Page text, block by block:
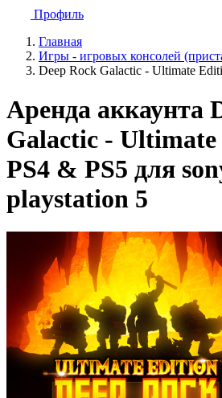
Профиль
Главная
Игры - игровых консолей
Deep Rock Galactic - Ultimate
Аренда аккаунта
Galactic -
PS4 & PS5 для
playstation 5